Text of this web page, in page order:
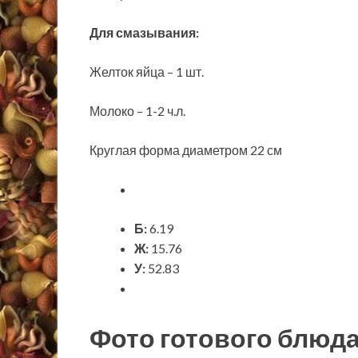
Для смазывания:
Желток яйца – 1 шт.
Молоко – 1-2 ч.л.
Круглая форма диаметром 22 см
Б:6.19
Ж: 15.76
У: 52.83
Фото готового